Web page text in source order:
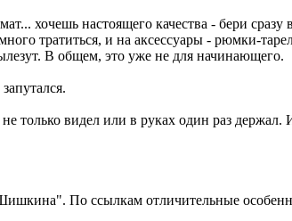
хочешь настоящего качества - бери
тратиться, и на аксессуары - рюмки-
В общем, это уже не для начинающего.
только видел или в руках один раз держал.
По ссылкам отличительные